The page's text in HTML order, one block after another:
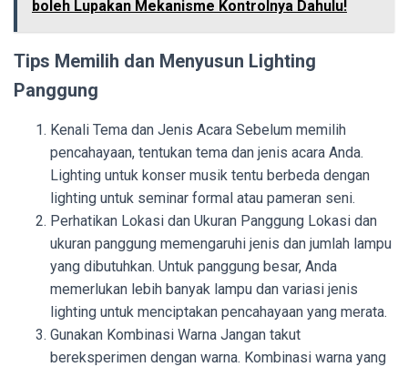
boleh Lupakan Mekanisme Kontrolnya Dahulu!
Tips Memilih dan Menyusun Lighting
Panggung
Kenali Tema dan Jenis Acara Sebelum memilih
pencahayaan, tentukan tema dan jenis acara Anda.
Lighting untuk konser musik tentu berbeda dengan
lighting untuk seminar formal atau pameran seni.
Perhatikan Lokasi dan Ukuran Panggung Lokasi dan
ukuran panggung memengaruhi jenis dan jumlah lampu
yang dibutuhkan. Untuk panggung besar, Anda
memerlukan lebih banyak lampu dan variasi jenis
lighting untuk menciptakan pencahayaan yang merata.
Gunakan Kombinasi Warna Jangan takut
bereksperimen dengan warna. Kombinasi warna yang